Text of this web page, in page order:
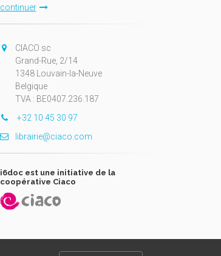
continuer
CIACO sc
Grand-Rue, 2/14
1348 Louvain-la-Neuve
Belgique
TVA : BE0407.236.187
+32 10 45 30 97
librairie@ciaco.com
i6doc est une initiative de la
coopérative Ciaco